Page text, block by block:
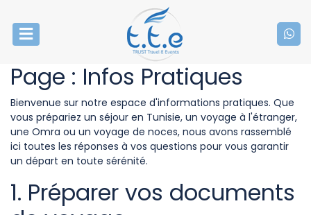
Page : Infos Pratiques
Bienvenue sur notre espace d'informations pratiques. Que
vous prépariez un séjour en Tunisie, un voyage à l'étranger,
une Omra ou un voyage de noces, nous avons rassemblé
ici toutes les réponses à vos questions pour vous garantir
un départ en toute sérénité.
1. Préparer vos documents